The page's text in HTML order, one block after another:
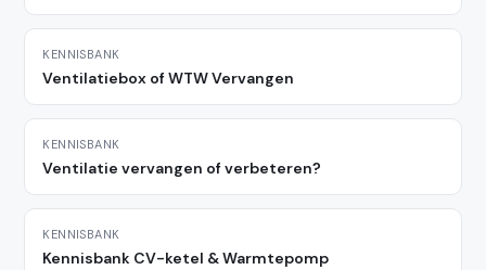
KENNISBANK
Ventilatiebox of WTW Vervangen
KENNISBANK
Ventilatie vervangen of verbeteren?
KENNISBANK
Kennisbank CV-ketel & Warmtepomp